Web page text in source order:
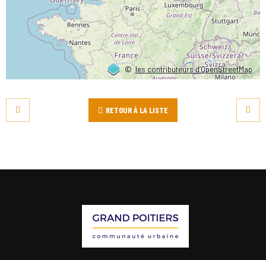
©les contributeurs d’OpenStreetMap
RETOUR À LA LISTE